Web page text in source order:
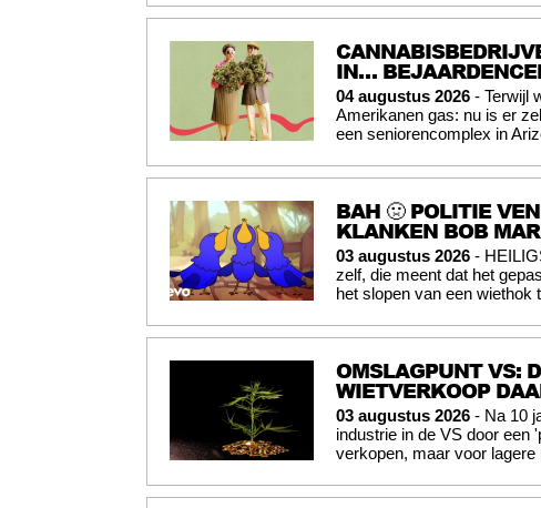
IN…
04 augustus 2026 - Terwijl
Amerikanen gas: nu is er
een seniorencomplex in
BAH 🤢 POLITIE
KLANKEN BOB
03 augustus 2026 -
zelf, die meent dat het
het slopen van een wiethok
OMSLAGPUNT VS:
WIETVERKOOP
03 augustus 2026 - Na 10
industrie in de VS door
verkopen, maar voor lagere